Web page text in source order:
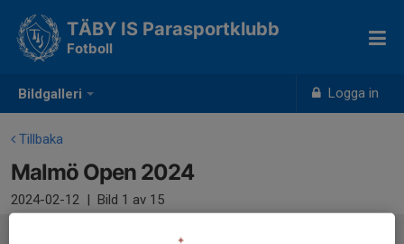
Bildgalleri Logga in
TÄBY IS Parasportklubb
Fotboll
Tillbaka
Malmö Open 2024
2024-02-12 | Bild 1 av 15